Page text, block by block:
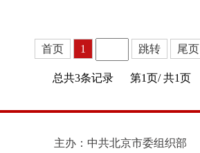
首页 1 跳转 尾页
总共3条记录 第1页/ 共1页
主办：中共北京市委组织部